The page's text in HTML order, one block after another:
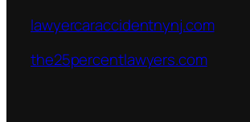
lawyercaraccidentnynj.com
the25percentlawyers.com